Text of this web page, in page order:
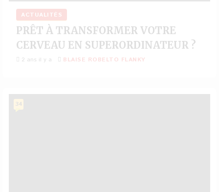
ACTUALITÉS
PRÊT À TRANSFORMER VOTRE
CERVEAU EN SUPERORDINATEUR ?
2 ans il y a BLAISE ROBELTO FLANKY
34